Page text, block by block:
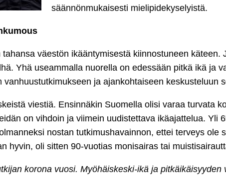
säännönmukaisesti mielipidekyselyistä.
väestön ikääntymisestä kiinnostuneen käteen.
Yhä useammalla nuorella on edessään pitkä ikä ja
vanhuustutkimukseen ja ajankohtaiseen keskusteluun
viestiä. Ensinnäkin Suomella olisi varaa turvata
on vihdoin ja viimein uudistettava ikäajattelua. Yli
nostan tutkimushavainnon, ettei terveys ole
hyvin, oli sitten 90-vuotias monisairas tai
korona vuosi. Myöhäiskeski-ikä ja pitkäikäisyyden